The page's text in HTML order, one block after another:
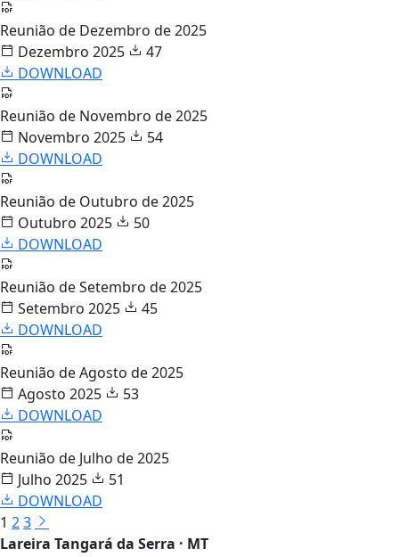
Reunião de Dezembro de 2025
Dezembro 2025
47
DOWNLOAD
Reunião de Novembro de 2025
Novembro 2025
54
DOWNLOAD
Reunião de Outubro de 2025
Outubro 2025
50
DOWNLOAD
Reunião de Setembro de 2025
Setembro 2025
45
DOWNLOAD
Reunião de Agosto de 2025
Agosto 2025
53
DOWNLOAD
Reunião de Julho de 2025
Julho 2025
51
DOWNLOAD
1 23
Lareira Tangará da Serra · MT